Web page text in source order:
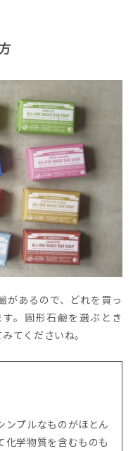
があるので、どれを買っ
。固形石鹼を選ぶとき
てくださいね。
ンプルなものがほとん
化学物質を含むものも